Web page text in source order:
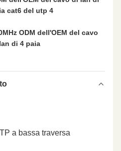
cat6 del utp 4
ODM dell'OEM del cavo
di 4 paia
a bassa traversa